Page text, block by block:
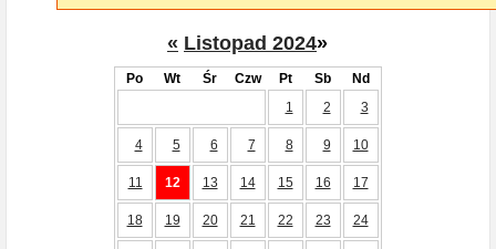
« Listopad 2024»
Po Wt Śr Czw Pt Sb
Nd
1
2 3
4 5 6 7 8 9 10
11 12 13 14 15 16 17
18 19 20 21 22 23 24